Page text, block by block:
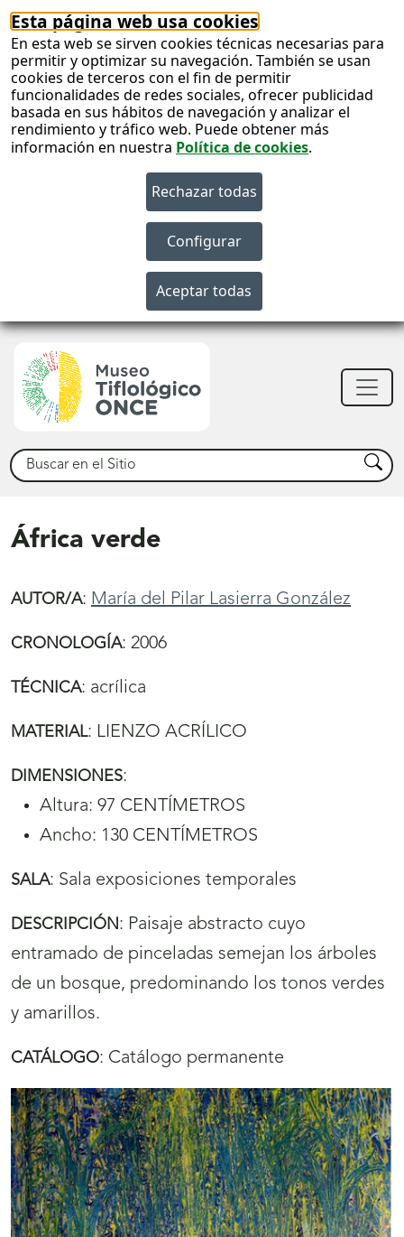
Esta página web usa cookies
En esta web se sirven cookies técnicas necesarias para
permitir y optimizar su navegación. También se usan
cookies de terceros con el fin de permitir
funcionalidades de redes sociales, ofrecer publicidad
basada en sus hábitos de navegación y analizar el
rendimiento y tráfico web. Puede obtener más
información en nuestra Política de cookies.
Buscar Buscar
África verde
AUTOR/A: María del Pilar Lasierra González
CRONOLOGÍA: 2006
TÉCNICA: acrílica
MATERIAL: LIENZO ACRÍLICO
DIMENSIONES:
Altura: 97 CENTÍMETROS
Ancho: 130 CENTÍMETROS
SALA: Sala exposiciones temporales
DESCRIPCIÓN: Paisaje abstracto cuyo
entramado de pinceladas semejan los árboles
de un bosque, predominando los tonos verdes
y amarillos.
CATÁLOGO: Catálogo permanente